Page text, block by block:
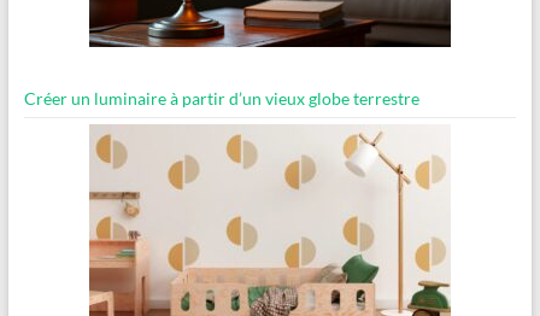
Créer un luminaire à partir d’un vieux globe terrestre